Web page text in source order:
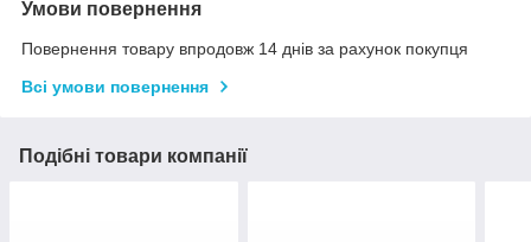
Умови повернення
Повернення товару впродовж 14 днів за рахунок покупця
Всі умови повернення
Подібні товари компанії